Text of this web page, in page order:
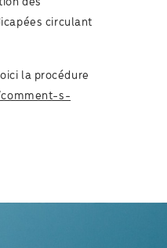
des
circulant
la procédure
s-